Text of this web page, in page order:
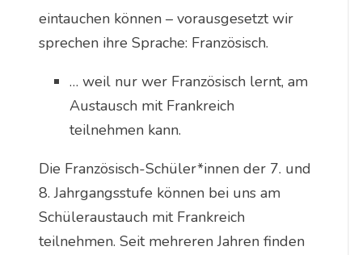
eintauchen können – vorausgesetzt wir
sprechen ihre Sprache: Französisch.
… weil nur wer Französisch lernt, am
Austausch mit Frankreich
teilnehmen kann.
Die Französisch-Schüler*innen der 7. und
8. Jahrgangsstufe können bei uns am
Schüleraustauch mit Frankreich
teilnehmen. Seit mehreren Jahren finden